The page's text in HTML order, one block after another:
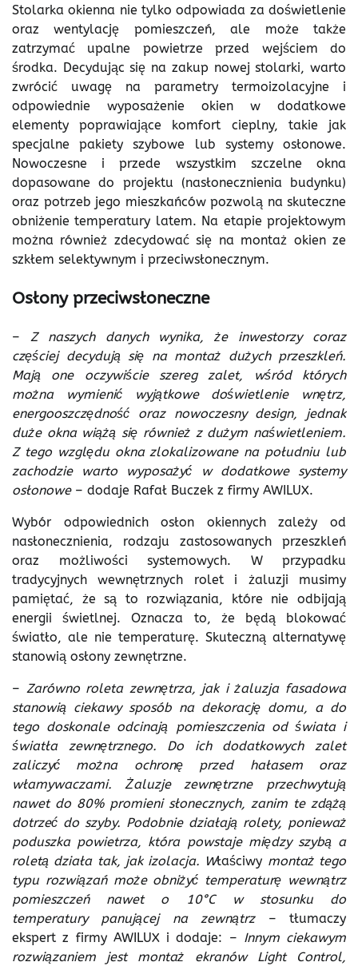
Stolarka okienna nie tylko odpowiada za doświetlenie
oraz wentylację pomieszczeń, ale może także
zatrzymać upalne powietrze przed wejściem do
środka. Decydując się na zakup nowej stolarki, warto
zwrócić uwagę na parametry termoizolacyjne i
odpowiednie wyposażenie okien w dodatkowe
elementy poprawiające komfort cieplny, takie jak
specjalne pakiety szybowe lub systemy osłonowe.
Nowoczesne i przede wszystkim szczelne okna
dopasowane do projektu (nasłonecznienia budynku)
oraz potrzeb jego mieszkańców pozwolą na skuteczne
obniżenie temperatury latem. Na etapie projektowym
można również zdecydować się na montaż okien ze
szkłem selektywnym i przeciwsłonecznym.
Osłony przeciwsłoneczne
– Z naszych danych wynika, że inwestorzy coraz
częściej decydują się na montaż dużych przeszkleń.
Mają one oczywiście szereg zalet, wśród których
można wymienić wyjątkowe doświetlenie wnętrz,
energooszczędność oraz nowoczesny design, jednak
duże okna wiążą się również z dużym naświetleniem.
Z tego względu okna zlokalizowane na południu lub
zachodzie warto wyposażyć w dodatkowe systemy
osłonowe– dodaje Rafał Buczek z firmy AWILUX.
Wybór odpowiednich osłon okiennych zależy od
nasłonecznienia, rodzaju zastosowanych przeszkleń
oraz możliwości systemowych. W przypadku
tradycyjnych wewnętrznych rolet i żaluzji musimy
pamiętać, że są to rozwiązania, które nie odbijają
energii świetlnej. Oznacza to, że będą blokować
światło, ale nie temperaturę. Skuteczną alternatywę
stanowią osłony zewnętrzne.
– Zarówno roleta zewnętrza, jak i żaluzja fasadowa
stanowią ciekawy sposób na dekorację domu, a do
tego doskonale odcinają pomieszczenia od świata i
światła zewnętrznego. Do ich dodatkowych zalet
zaliczyć można ochronę przed hałasem oraz
włamywaczami. Żaluzje zewnętrzne przechwytują
nawet do 80% promieni słonecznych, zanim te zdążą
dotrzeć do szyby. Podobnie działają rolety, ponieważ
poduszka powietrza, która powstaje między szybą a
roletą działa tak, jak izolacja. Właściwy montaż tego
typu rozwiązań może obniżyć temperaturę wewnątrz
pomieszczeń nawet o 10°C w stosunku do
temperatury panującej na zewnątrz– tłumaczy
ekspert z firmy AWILUX i dodaje: – Innym ciekawym
rozwiązaniem jest montaż ekranów Light Control,